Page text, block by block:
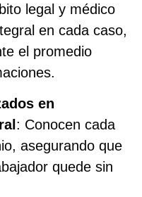
legal y médico
en cada caso,
el promedio
en
: Conocen cada
asegurando que
quede sin